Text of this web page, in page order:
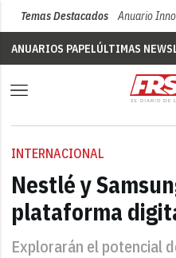
Temas Destacados Anuario
ANUARIOS PAPELÚLTIMAS
INTERNACIONAL
Nestlé y
plataforma
Explorarán el potencial